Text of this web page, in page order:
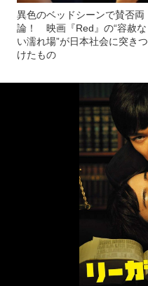
異色のベッドシーンで賛否両
論！ 映画『Red』の“容赦な
い濡れ場”が日本社会に突きつ
けたもの